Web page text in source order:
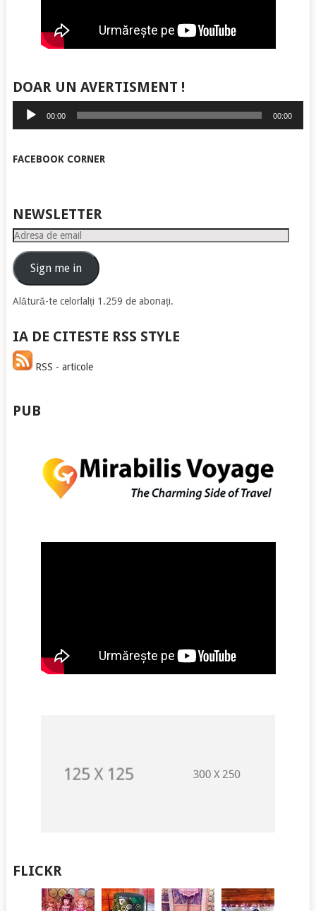
DOAR UN AVERTISMENT !
Player
audio
00:00 00:00
FACEBOOK CORNER
NEWSLETTER
Adresa
emailSign me in
Alătură-te celorlalți 1.259 de abonați.
IA DE CITESTE RSS STYLE
RSS - articole
PUB
FLICKR